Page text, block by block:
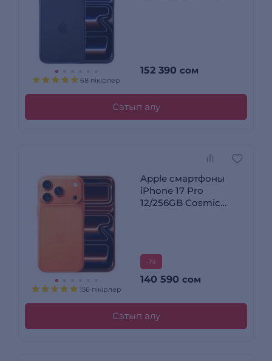
68 пікірлер
152 390 сом
Сатып алу
156 пікірлер
Apple смартфоны
iPhone 17 Pro
12/256GB Cosmic
-1%
140 590 сом
Сатып алу